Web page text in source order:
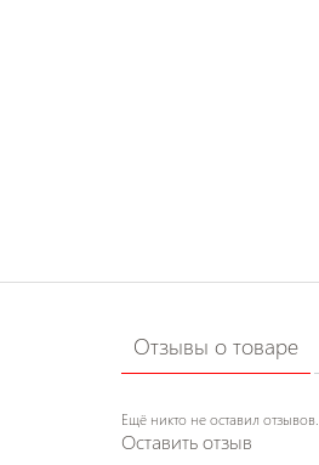
Отзывы о товаре
Ещё никто не оставил отзывов.
Оставить отзыв